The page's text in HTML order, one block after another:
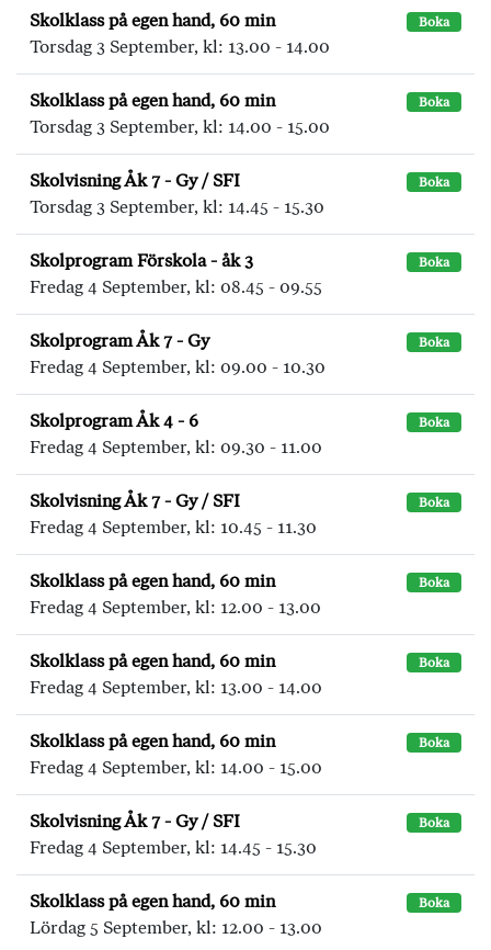
Skolklass på egen hand, 60 min Boka
Torsdag 3 September, kl: 13.00 - 14.00
Skolklass på egen hand, 60 min Boka
Torsdag 3 September, kl: 14.00 - 15.00
Skolvisning Åk 7 - Gy / SFI Boka
Torsdag 3 September, kl: 14.45 - 15.30
Skolprogram Förskola - åk 3 Boka
Fredag 4 September, kl: 08.45 - 09.55
Skolprogram Åk 7 - Gy Boka
Fredag 4 September, kl: 09.00 - 10.30
Skolprogram Åk 4 - 6 Boka
Fredag 4 September, kl: 09.30 - 11.00
Skolvisning Åk 7 - Gy / SFI Boka
Fredag 4 September, kl: 10.45 - 11.30
Skolklass på egen hand, 60 min Boka
Fredag 4 September, kl: 12.00 - 13.00
Skolklass på egen hand, 60 min Boka
Fredag 4 September, kl: 13.00 - 14.00
Skolklass på egen hand, 60 min Boka
Fredag 4 September, kl: 14.00 - 15.00
Skolvisning Åk 7 - Gy / SFI Boka
Fredag 4 September, kl: 14.45 - 15.30
Skolklass på egen hand, 60 min Boka
Lördag 5 September, kl: 12.00 - 13.00